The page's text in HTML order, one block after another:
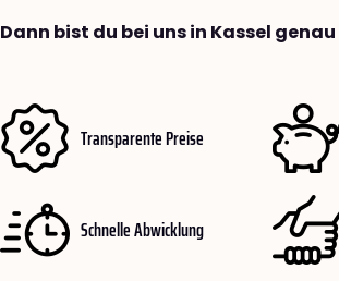
Dann bist du bei uns in Kassel
Transparente Preise
Schnelle Abwicklung